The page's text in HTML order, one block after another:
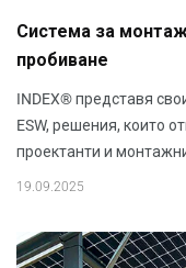
Система за
пробиване
INDEX® представя
ESW, решения, които
проектанти и
19.09.2025